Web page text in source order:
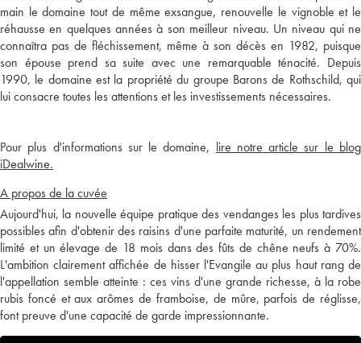
main le domaine tout de même exsangue, renouvelle le vignoble et le
réhausse en quelques années à son meilleur niveau. Un niveau qui ne
connaîtra pas de fléchissement, même à son décès en 1982, puisque
son épouse prend sa suite avec une remarquable ténacité. Depuis
1990, le domaine est la propriété du groupe Barons de Rothschild, qui
lui consacre toutes les attentions et les investissements nécessaires.
Pour plus d'informations sur le domaine, lire notre article sur le blog
iDealwine.
A propos de la cuvée
Aujourd'hui, la nouvelle équipe pratique des vendanges les plus tardives
possibles afin d'obtenir des raisins d'une parfaite maturité, un rendement
limité et un élevage de 18 mois dans des fûts de chêne neufs à 70%.
L'ambition clairement affichée de hisser l'Evangile au plus haut rang de
l'appellation semble atteinte : ces vins d'une grande richesse, à la robe
rubis foncé et aux arômes de framboise, de mûre, parfois de réglisse,
font preuve d'une capacité de garde impressionnante.